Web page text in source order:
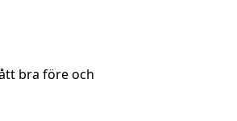
bra före och